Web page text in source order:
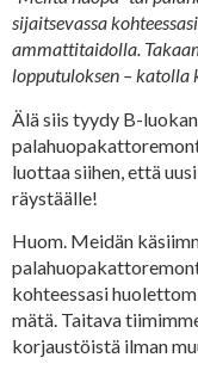
sijaitsevassa
ammattitaidolla.
lopputuloksen – katolla
Älä siis tyydy B-
luottaa siihen, että
räystäälle!
Huom. Meidän
kohteessasi
mätä. Taitava
korjaustöistä ilman